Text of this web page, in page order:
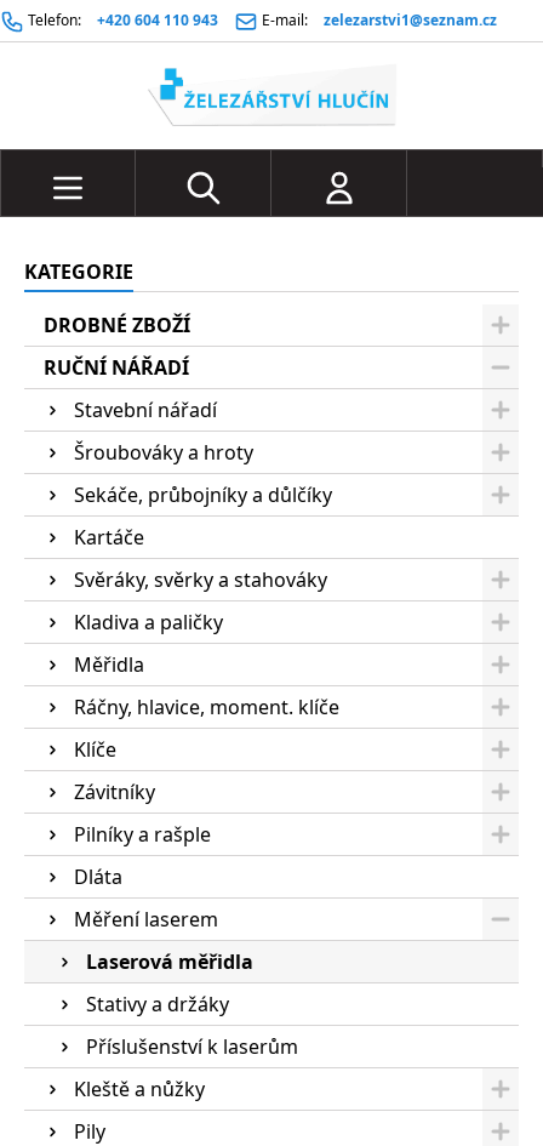
Telefon: +420 604 110 943 E-mail: zelezarstvi1@seznam.cz
KATEGORIE
DROBNÉ ZBOŽÍ
RUČNÍ NÁŘADÍ
Stavební nářadí
Šroubováky a hroty
Sekáče, průbojníky a důlčíky
Kartáče
Svěráky, svěrky a stahováky
Kladiva a paličky
Měřidla
Ráčny, hlavice, moment. klíče
Klíče
Závitníky
Pilníky a rašple
Dláta
Měření laserem
Laserová měřidla
Stativy a držáky
Příslušenství k laserům
Kleště a nůžky
Pily